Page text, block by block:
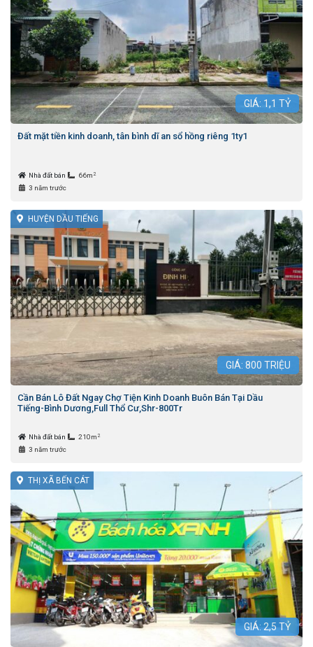
GIÁ: 1,1 TỶ
Đất mặt tiền kinh doanh, tân bình dĩ an sổ hồng riêng 1ty1
Nhà đất bán 66m 2
3 năm trước
HUYỆN DẦU TIẾNG
GIÁ: 800 TRIỆU
Cần Bán Lô Đất Ngay Chợ Tiện Kinh Doanh Buôn Bán Tại Dầu
Tiếng-Bình Dương,Full Thổ Cư,Shr-800Tr
Nhà đất bán 210m 2
3 năm trước
THỊ XÃ BẾN CÁT
GIÁ: 2,5 TỶ